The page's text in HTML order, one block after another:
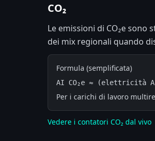
CO₂
Le emissioni di CO₂e
dei mix regionali quando
Formula (semplificata)
AI CO₂e ≈ (elettricità
Per i carichi di lavoro
Vedere i contatori CO₂ dal vivo